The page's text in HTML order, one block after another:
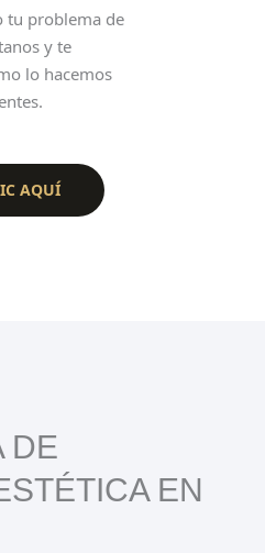
tu problema de
y te
lo hacemos
AQUÍ
DE
EN